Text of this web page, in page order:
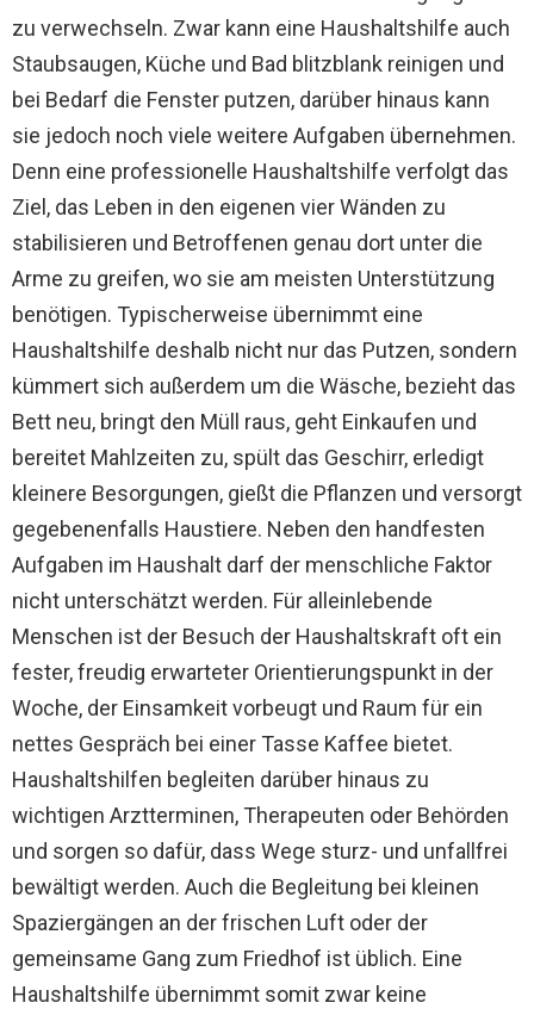
zu verwechseln. Zwar kann eine Haushaltshilfe auch
Staubsaugen, Küche und Bad blitzblank reinigen und
bei Bedarf die Fenster putzen, darüber hinaus kann
sie jedoch noch viele weitere Aufgaben übernehmen.
Denn eine professionelle Haushaltshilfe verfolgt das
Ziel, das Leben in den eigenen vier Wänden zu
stabilisieren und Betroffenen genau dort unter die
Arme zu greifen, wo sie am meisten Unterstützung
benötigen. Typischerweise übernimmt eine
Haushaltshilfe deshalb nicht nur das Putzen, sondern
kümmert sich außerdem um die Wäsche, bezieht das
Bett neu, bringt den Müll raus, geht Einkaufen und
bereitet Mahlzeiten zu, spült das Geschirr, erledigt
kleinere Besorgungen, gießt die Pflanzen und versorgt
gegebenenfalls Haustiere. Neben den handfesten
Aufgaben im Haushalt darf der menschliche Faktor
nicht unterschätzt werden. Für alleinlebende
Menschen ist der Besuch der Haushaltskraft oft ein
fester, freudig erwarteter Orientierungspunkt in der
Woche, der Einsamkeit vorbeugt und Raum für ein
nettes Gespräch bei einer Tasse Kaffee bietet.
Haushaltshilfen begleiten darüber hinaus zu
wichtigen Arztterminen, Therapeuten oder Behörden
und sorgen so dafür, dass Wege sturz- und unfallfrei
bewältigt werden. Auch die Begleitung bei kleinen
Spaziergängen an der frischen Luft oder der
gemeinsame Gang zum Friedhof ist üblich. Eine
Haushaltshilfe übernimmt somit zwar keine